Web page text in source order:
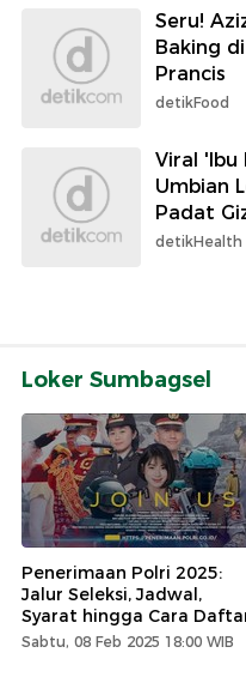
Seru!
Baking
Prancis
detikFood
Viral 'Ibu
Umbian
Padat
detikHealth
Loker Sumbagsel
Penerimaan Polri 2025:
Jalur Seleksi, Jadwal,
Syarat hingga Cara
Sabtu, 08 Feb 2025 18:00 WIB